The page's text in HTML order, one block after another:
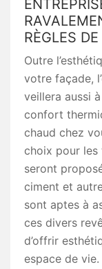
RÈGLES
Outre
votre façade,
veillera aussi
confort
chaud chez
choix pour
seront
ciment et
sont aptes à
ces divers
d’offrir
espace de